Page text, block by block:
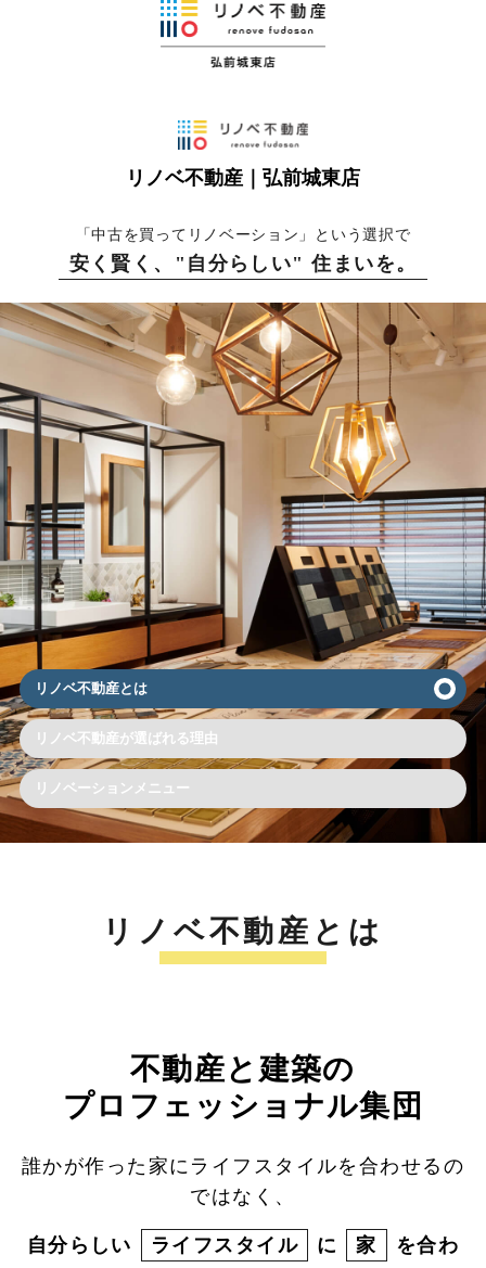
リノベ不動産｜弘前城東店
「中古を買ってリノベーション」という選択で
安く賢く、"自分らしい" 住まいを。
リノベ不動産とは
リノベ不動産が選ばれる理由
リノベーションメニュー
リノベ不動産とは
不動産と建築の
プロフェッショナル集団
誰かが作った家にライフスタイルを合わせるの
ではなく、
自分らしい ライフスタイル に 家
を合わ